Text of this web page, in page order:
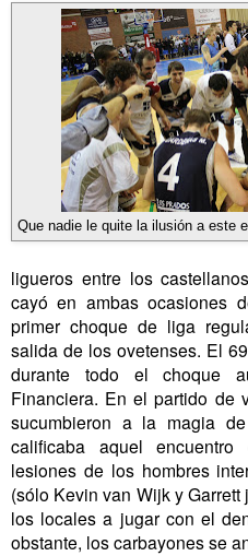
Que nadie le quite la ilusión a este
ligueros entre los
cayó en ambas ocasiones
primer choque de liga
salida de los ovetenses. El
durante todo el choque
Financiera. En el partido de
sucumbieron a la magia
calificaba aquel
lesiones de los hombres
(sólo Kevin van Wijk y
los locales a jugar con el
obstante, los carbayones se